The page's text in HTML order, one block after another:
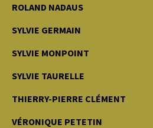
ROLAND NADAUS
SYLVIE GERMAIN
SYLVIE MONPOINT
SYLVIE TAURELLE
THIERRY-PIERRE CLÉMENT
VÉRONIQUE PETETIN